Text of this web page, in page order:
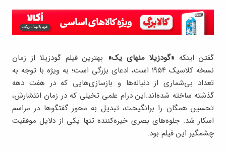
گفتن اینکه «گودزیلا منهای یک» بهترین فیلم گودزیلا از زمان
نسخه کلاسیک ۱۹۵۴ است، ادعای بزرگی است؛ به ویژه با توجه به
تعداد بی‌شماری از دنباله‌ها و بازسازی‌هایی که در هفت دهه
گذشته ساخته شده‌اند.این درام علمی تخیلی که در زمان انتشارش،
تحسین همگان را برانگیخت، تبدیل به محور گفتگوها در مراسم
اسکار شد. جلوه‌های بصری خیره‌کننده تنها یکی از دلایل موفقیت
چشمگیر این فیلم بود.